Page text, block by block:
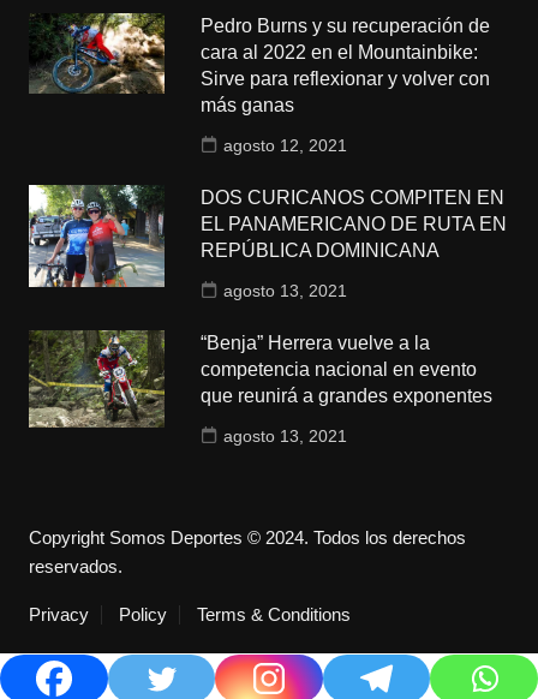
Pedro Burns y su recuperación de
cara al 2022 en el Mountainbike:
Sirve para reflexionar y volver con
más ganas
agosto 12, 2021
DOS CURICANOS COMPITEN EN
EL PANAMERICANO DE RUTA EN
REPÚBLICA DOMINICANA
agosto 13, 2021
“Benja” Herrera vuelve a la
competencia nacional en evento
que reunirá a grandes exponentes
agosto 13, 2021
Copyright Somos Deportes © 2024. Todos los derechos
reservados.
Privacy Policy Terms & Conditions